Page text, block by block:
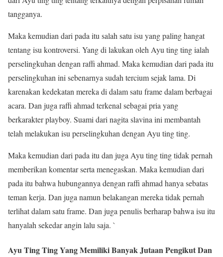
tangganya.
Maka kemudian dari pada itu salah satu isu yang paling hangat
tentang isu kontroversi. Yang di lakukan oleh Ayu ting ting ialah
perselingkuhan dengan raffi ahmad. Maka kemudian dari pada itu
perselingkuhan ini sebenarnya sudah tercium sejak lama. Di
karenakan kedekatan mereka di dalam satu frame dalam berbagai
acara. Dan juga raffi ahmad terkenal sebagai pria yang
berkarakter playboy. Suami dari nagita slavina ini membantah
telah melakukan isu perselingkuhan dengan Ayu ting ting.
Maka kemudian dari pada itu dan juga Ayu ting ting tidak pernah
memberikan komentar serta menegaskan. Maka kemudian dari
pada itu bahwa hubungannya dengan raffi ahmad hanya sebatas
teman kerja. Dan juga namun belakangan mereka tidak pernah
terlihat dalam satu frame. Dan juga penulis berharap bahwa isu itu
hanyalah sekedar angin lalu saja. `
Ayu Ting Ting Yang Memiliki Banyak Jutaan Pengikut Dan